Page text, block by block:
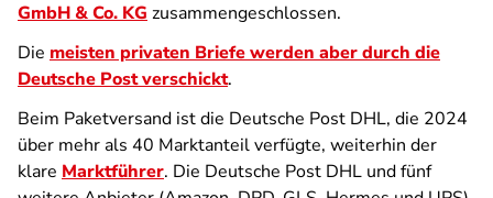
GmbH & Co. KG zusammengeschlossen.
Die meisten privaten Briefe werden aber durch die
Deutsche Post verschickt.
Beim Paketversand ist die Deutsche Post DHL, die 2024
über mehr als 40 Marktanteil verfügte, weiterhin der
klare Marktführer. Die Deutsche Post DHL und fünf